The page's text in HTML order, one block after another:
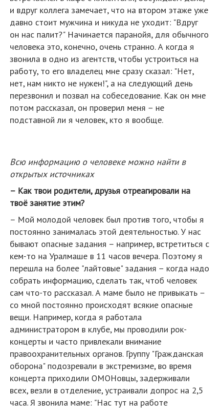
и вдруг коллега замечает, что на втором этаже уже
давно стоит мужчина и никуда не уходит: "Вдруг
он нас палит?" Начинается паранойя, для обычного
человека это, конечно, очень странно. А когда я
звонила в одно из агентств, чтобы устроиться на
работу, то его владелец мне сразу сказал: "Нет,
нет, нам никто не нужен!", а на следующий день
перезвонил и позвал на собеседование. Как он мне
потом рассказал, он проверил меня – не
подставной ли я человек, кто я вообще.
Всю информацию о человеке можно найти в
открытых источниках
– Как твои родители, друзья отреагировали на
твоё занятие этим?
– Мой молодой человек был против того, чтобы я
постоянно занималась этой деятельностью. У нас
бывают опасные задания – например, встретиться с
кем-то на Уралмаше в 11 часов вечера. Поэтому я
перешла на более "лайтовые" задания – когда надо
собрать информацию, сделать так, чтоб человек
сам что-то рассказал. А маме было не привыкать –
со мной постоянно происходят всякие опасные
вещи. Например, когда я работала
администратором в клубе, мы проводили рок-
концерты и часто привлекали внимание
правоохранительных органов. Группу "Гражданская
оборона" подозревали в экстремизме, во время
концерта приходили ОМОНовцы, задерживали
всех, везли в отделение, устраивали допрос на 2,5
часа. Я звонила маме: "Нас тут на работе